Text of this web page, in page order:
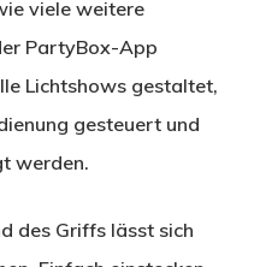
viele weitere
PartyBox-App
Lichtshows gestaltet,
gesteuert und
werden.
des Griffs lässt sich